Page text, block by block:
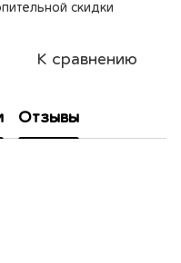
скидки
К сравнению
Отзывы